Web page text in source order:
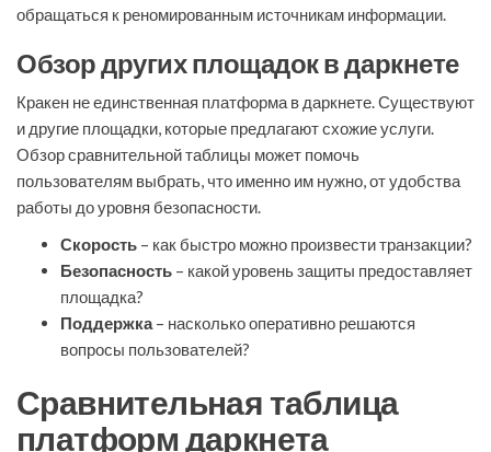
обращаться к реномированным источникам информации.
Обзор других площадок в даркнете
Кракен не единственная платформа в даркнете. Существуют
и другие площадки, которые предлагают схожие услуги.
Обзор сравнительной таблицы может помочь
пользователям выбрать, что именно им нужно, от удобства
работы до уровня безопасности.
Скорость – как быстро можно произвести транзакции?
Безопасность – какой уровень защиты предоставляет
площадка?
Поддержка– насколько оперативно решаются
вопросы пользователей?
Сравнительная таблица
платформ даркнета